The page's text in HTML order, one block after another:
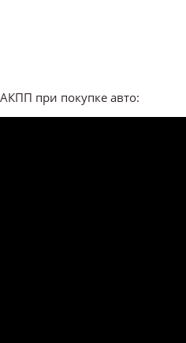
при покупке авто: